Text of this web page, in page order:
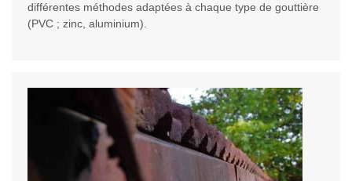
différentes méthodes adaptées à chaque type de gouttière
(PVC ; zinc, aluminium).